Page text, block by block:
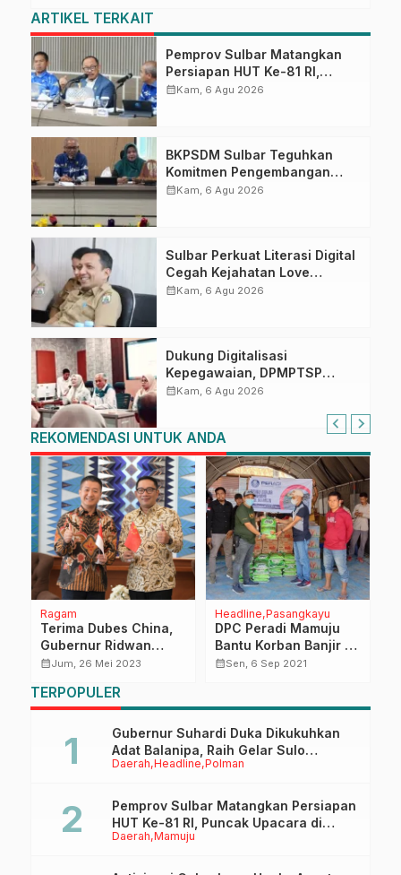
ARTIKEL TERKAIT
Pemprov Sulbar Matangkan
Persiapan HUT Ke-81 RI,
Puncak Upacara di Lapangan
calendar_monthKam, 6 Agu 2026
BKPSDM Sulbar Teguhkan
Komitmen Pengembangan
Kompetensi ASN melalui
calendar_monthKam, 6 Agu 2026
Sulbar Perkuat Literasi Digital
Cegah Kejahatan Love
Scamming
calendar_monthKam, 6 Agu 2026
Dukung Digitalisasi
Kepegawaian, DPMPTSP
Sulbar Siap Terapkan Aplikasi
calendar_monthKam, 6 Agu 2026
REKOMENDASI UNTUK ANDA
Ragam
Terima Dubes China,
Gubernur Ridwan
Kamil Ingin
Sama
calendar_monthJum, 26 Mei 2023
Headline Pasangkayu
DPC Peradi Mamuju
Bantu Korban Banjir di
Kalukku
calendar_monthSen, 6 Sep 2021
TERPOPULER
Daerah Headline Polman
Gubernur Suhardi Duka Dikukuhkan
Adat Balanipa, Raih Gelar Sulo
Tappidena
Daerah Mamuju
Pemprov Sulbar Matangkan Persiapan
HUT Ke-81 RI, Puncak Upacara di
Lapangan Ahmad Kirang